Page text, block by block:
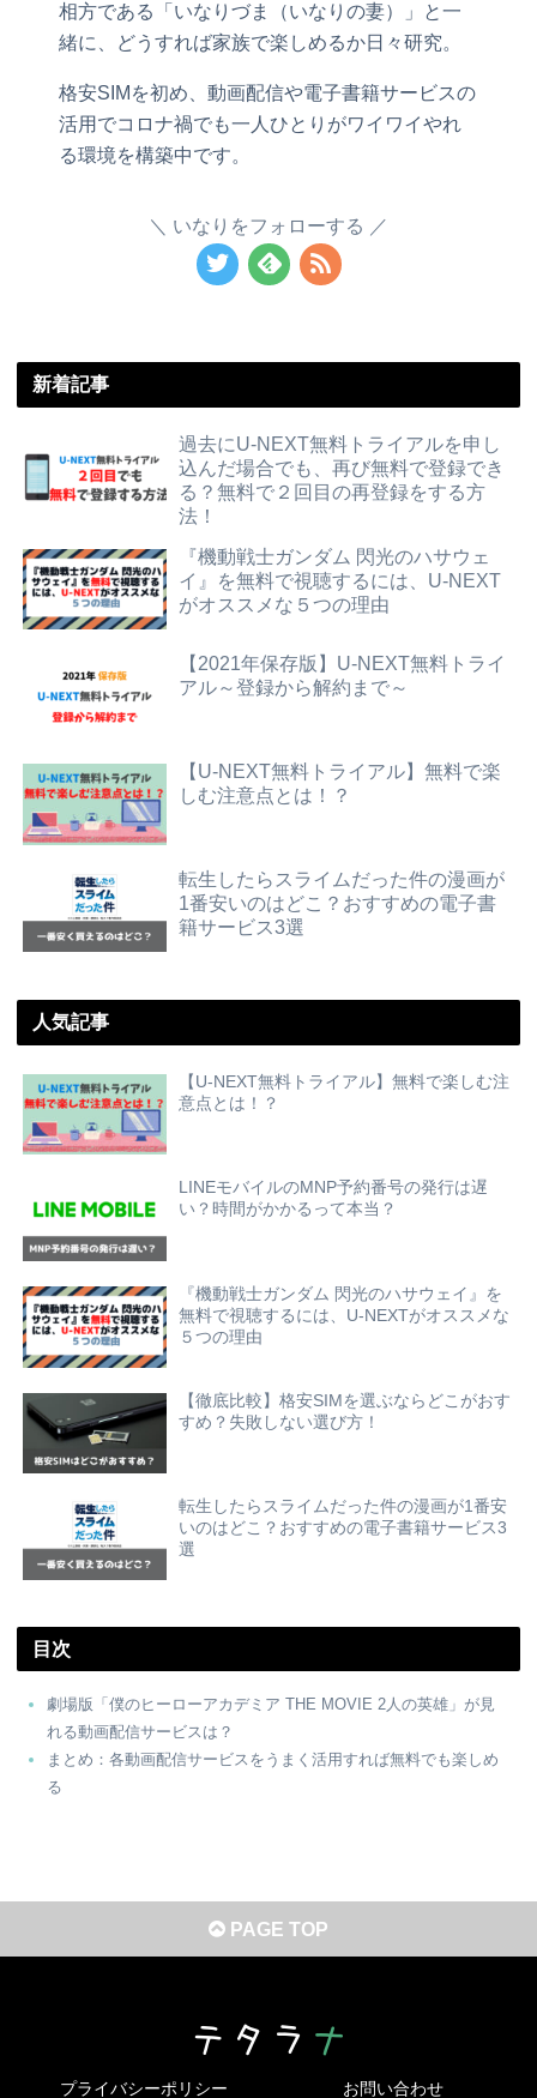
相方である「いなりづま（いなりの妻）」と一
緒に、どうすれば家族で楽しめるか日々研究。
格安SIMを初め、動画配信や電子書籍サービスの
活用でコロナ禍でも一人ひとりがワイワイやれ
る環境を構築中です。
いなりをフォローする
新着記事
過去にU-NEXT無料トライアルを申し
込んだ場合でも、再び無料で登録でき
る？無料で２回目の再登録をする方
法！
『機動戦士ガンダム 閃光のハサウェ
イ』を無料で視聴するには、U-NEXT
がオススメな５つの理由
【2021年保存版】U-NEXT無料トライ
アル～登録から解約まで～
【U-NEXT無料トライアル】無料で楽
しむ注意点とは！？
転生したらスライムだった件の漫画が
1番安いのはどこ？おすすめの電子書
籍サービス3選
人気記事
【U-NEXT無料トライアル】無料で楽しむ注
意点とは！？
LINEモバイルのMNP予約番号の発行は遅
い？時間がかかるって本当？
『機動戦士ガンダム 閃光のハサウェイ』を
無料で視聴するには、U-NEXTがオススメな
５つの理由
【徹底比較】格安SIMを選ぶならどこがおす
すめ？失敗しない選び方！
転生したらスライムだった件の漫画が1番安
いのはどこ？おすすめの電子書籍サービス3
選
目次
劇場版「僕のヒーローアカデミア THE MOVIE 2人の英雄」が見
れる動画配信サービスは？
まとめ：各動画配信サービスをうまく活用すれば無料でも楽しめ
る
PAGE TOP
プライバシーポリシー お問い合わせ